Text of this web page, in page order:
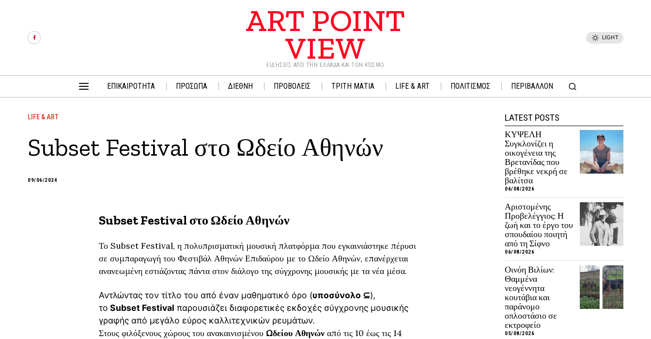
ART POINT
VIEW
ΕΙΔΉΣΕΙΣ ΑΠΌ ΤΗΝ ΕΛΛΆΔΑ ΚΑΙ ΤΟΝ ΚΌΣΜΟ
LIGHT
ΕΠΙΚΑΙΡΟΤΗΤΑ ΠΡΟΣΩΠΑ ΔΙΕΘΝΗ ΠΡΟΒΟΛΕΙΣ ΤΡΙΤΗ ΜΑΤΙΑ LIFE & ART ΠΟΛΙΤΙΣΜΟΣ ΠΕΡΙΒΑΛΛΟΝ
LIFE & ART
Subset Festival στο Ωδείο Αθηνών
09/06/2024
Subset Festival στο Ωδείο Αθηνών
Το Subset Festival, η πολυπρισματική μουσική πλατφόρμα που εγκαινιάστηκε πέρυσι
σε συμπαραγωγή του Φεστιβάλ Αθηνών Επιδαύρου με το Ωδείο Αθηνών, επανέρχεται
ανανεωμένη εστιάζοντας πάντα στον διάλογο της σύγχρονης μουσικής με τα νέα μέσα.
Αντλώντας τον τίτλο του από έναν μαθηματικό όρο (υποσύνολο ⊆),
το Subset Festival παρουσιάζει διαφορετικές εκδοχές σύγχρονης μουσικής
γραφής από μεγάλο εύρος καλλιτεχνικών ρευμάτων.
Στους φιλόξενους χώρους του ανακαινισμένου Ωδείου Αθηνώναπό τις 10 έως τις 14
LATEST POSTS
ΚΥΨΕΛΗ
Συγκλονίζει η
οικογένεια της
Βρετανίδας που
βρέθηκε νεκρή σε
βαλίτσα
06/08/2026
Αριστομένης
Προβελέγγιος: Η
ζωή και το έργο του
σπουδαίου ποιητή
από τη Σίφνο
06/08/2026
Οινόη Βιλίων:
Θαμμένα
νεογέννητα
κουτάβια και
παράνομο
οπλοστάσιο σε
εκτροφείο
05/08/2026